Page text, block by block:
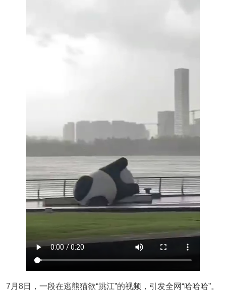
7月8日，一段在逃熊猫欲“跳江”的视频，引发全网“哈哈哈”。